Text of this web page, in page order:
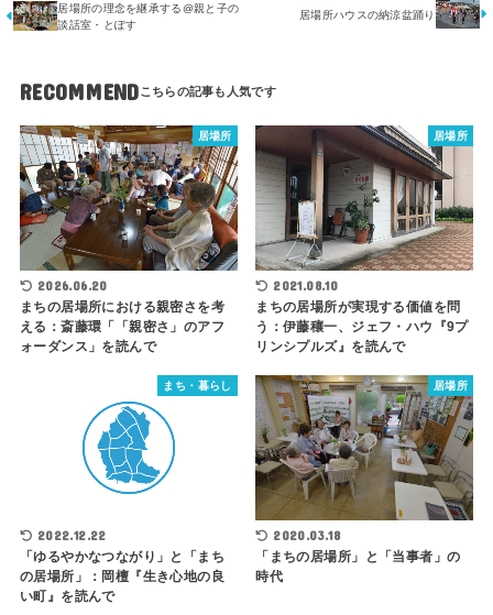
居場所の理念を継承する@親と子の
談話室・とぽす
居場所ハウスの納涼盆踊り
RECOMMEND
居場所
2026.06.20
まちの居場所における親密さを考
える：斎藤環「「親密さ」のアフ
ォーダンス」を読んで
居場所
2021.08.10
まちの居場所が実現する価値を問
う：伊藤穰一、ジェフ・ハウ『9プ
リンシプルズ』を読んで
まち・暮らし
2022.12.22
「ゆるやかなつながり」と「まち
の居場所」：岡檀『生き心地の良
い町』を読んで
居場所
2020.03.18
「まちの居場所」と「当事者」の
時代